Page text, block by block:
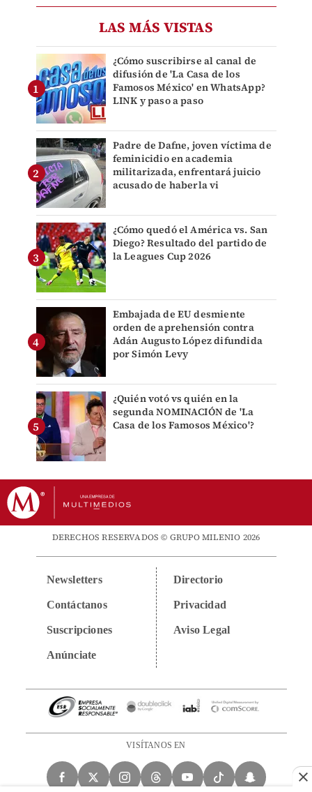
LAS MÁS VISTAS
¿Cómo suscribirse al canal de
difusión de 'La Casa de los
Famosos México' en WhatsApp?
LINK y paso a paso
Padre de Dafne, joven víctima de
feminicidio en academia
militarizada, enfrentará juicio
acusado de haberla vi
¿Cómo quedó el América vs. San
Diego? Resultado del partido de
la Leagues Cup 2026
Embajada de EU desmiente
orden de aprehensión contra
Adán Augusto López difundida
por Simón Levy
¿Quién votó vs quién en la
segunda NOMINACIÓN de 'La
Casa de los Famosos México'?
DERECHOS RESERVADOS © GRUPO MILENIO 2026
Newsletters
Contáctanos
Suscripciones
Anúnciate
Directorio
Privacidad
Aviso Legal
VISÍTANOS EN